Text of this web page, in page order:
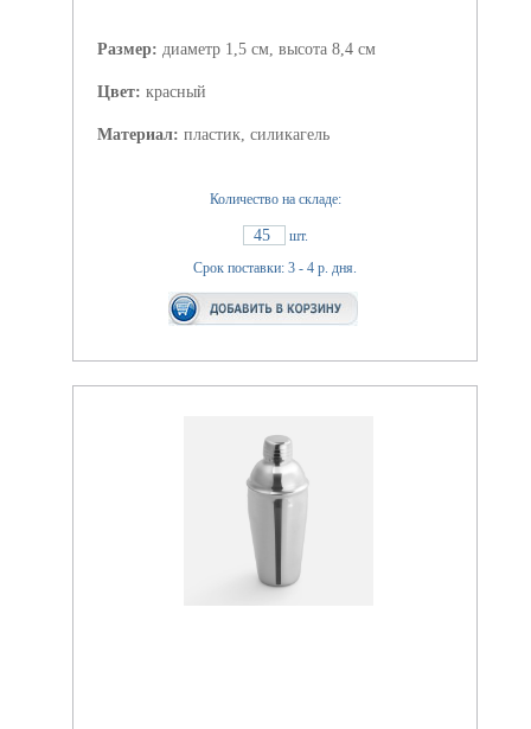
Размер: диаметр 1,5 см, высота 8,4 см
Цвет: красный
Материал: пластик, силикагель
Количество на складе:
45
шт.
Срок поставки: 3 - 4 р. дня.